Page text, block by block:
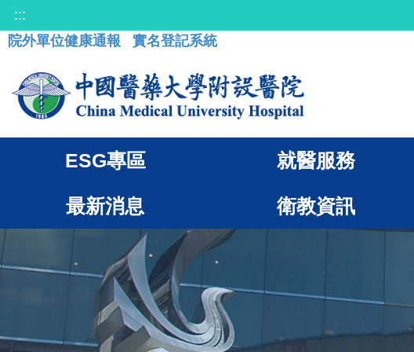
:::
院外單位健康通報
實名登記系統
ESG專區 就醫服務
最新消息 衛教資訊